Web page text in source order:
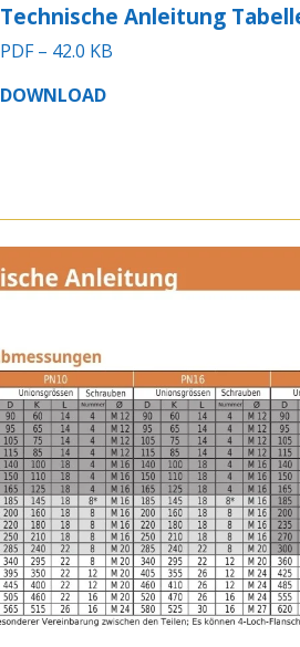
Technische Anleitung
PDF – 42.0 KB
DOWNLOAD